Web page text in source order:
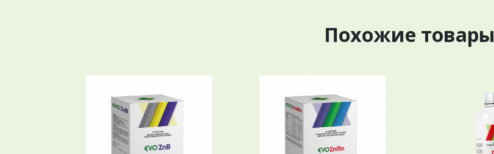
Похожие товары